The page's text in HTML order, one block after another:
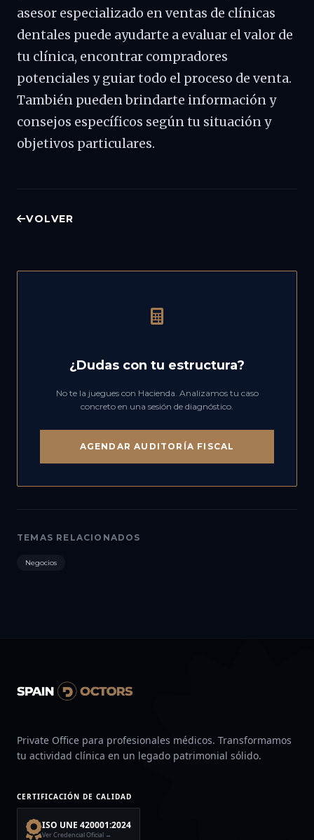
asesor especializado en ventas de clínicas
dentales puede ayudarte a evaluar el valor de
tu clínica, encontrar compradores
potenciales y guiar todo el proceso de venta.
También pueden brindarte información y
consejos específicos según tu situación y
objetivos particulares.
VOLVER
¿Dudas con tu estructura?
No te la juegues con Hacienda. Analizamos tu caso
concreto en una sesión de diagnóstico.
AGENDAR AUDITORÍA FISCAL
TEMAS RELACIONADOS
Negocios
Private Office para profesionales médicos. Transformamos
tu actividad clínica en un legado patrimonial sólido.
CERTIFICACIÓN DE CALIDAD
ISO UNE 420001:2024
Ver Credencial Oficial →